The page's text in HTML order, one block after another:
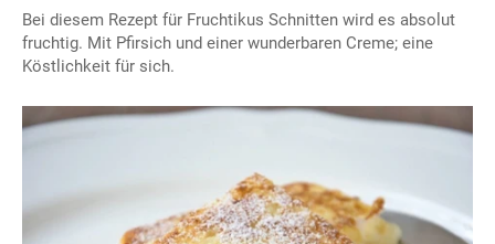
Bei diesem Rezept für Fruchtikus Schnitten wird es absolut
fruchtig. Mit Pfirsich und einer wunderbaren Creme; eine
Köstlichkeit für sich.